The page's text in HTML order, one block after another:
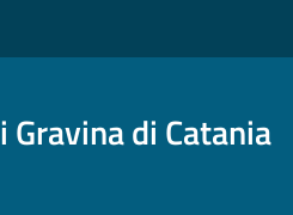
Gravina di Catania